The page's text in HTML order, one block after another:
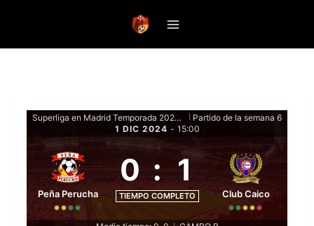
Superliga en Madrid Temporada 2024-25 - Fase de grupos
Partido de la semana 6
1 DIC 2024 - 15:00
Peña Perucha
0 : 1
TIEMPO COMPLETO Club Caico